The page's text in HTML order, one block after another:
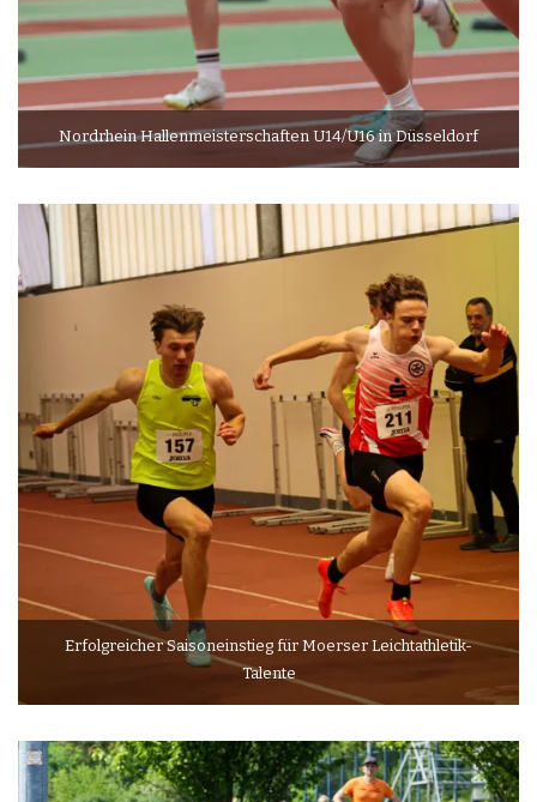
Nordrhein Hallenmeisterschaften U14/U16 in Düsseldorf
Erfolgreicher Saisoneinstieg für Moerser Leichtathletik-
Talente